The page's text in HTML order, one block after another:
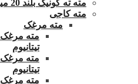
مته ته کونیک بلند 20 میلیمتر
مته کاجی
مته مرغک
تیتانیوم
تیتانیوم
مته مرغک 5 میلیمتر HSSCO5% روکش